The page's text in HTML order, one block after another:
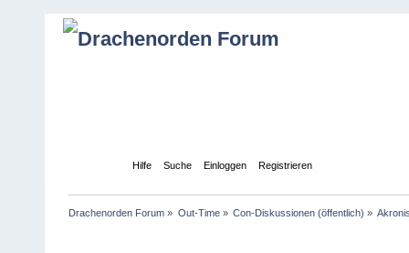
Hilfe Suche Einloggen Registrieren
Drachenorden Forum » Out-Time» Con-Diskussionen (öffentlich) »